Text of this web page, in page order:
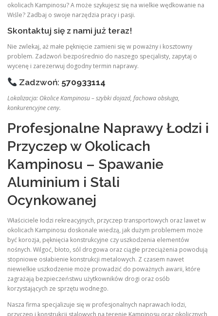
okolicach Kampinosu? A może szykujesz się na wielkie wędkowanie na
Wiśle? Zadbaj o swoje narzędzia pracy i pasji.
Skontaktuj się z nami już teraz!
Nie zwlekaj, aż małe pęknięcie zamieni się w poważny i kosztowny
problem. Zadzwoń bezpośrednio do naszego specjalisty, zapytaj o
wycenę i zarezerwuj dogodny termin naprawy.
Zadzwoń: 570933114
Lokalizacja: Okolice Kampinosu – szybki dojazd, fachowa obsługa,
konkurencyjne ceny.
Profesjonalne Naprawy Łodzi i
Przyczep w Okolicach
Kampinosu – Spawanie
Aluminium i Stali
Ocynkowanej
Właściciele łodzi rekreacyjnych, przyczep transportowych oraz lawet w
okolicach Kampinosu doskonale wiedzą, jak dużym problemem może
być korozja, pęknięcia konstrukcyjne czy uszkodzenia elementów
nośnych. Wilgoć, błoto, sól drogowa oraz ciągłe przeciążenia powodują
stopniowe osłabienie konstrukcji metalowych. Z czasem nawet
niewielkie uszkodzenie może prowadzić do poważnych awarii, które
zagrażają bezpieczeństwu użytkowników drogi oraz osób
korzystających ze sprzętu wodnego.
Nasza firma specjalizuje się w profesjonalnych naprawach łodzi,